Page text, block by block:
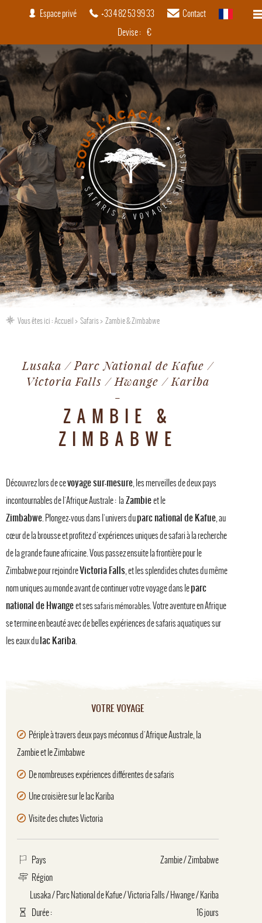
Espace privé +33 4 82 53 99 33 Contact
français
Devise : €
Vous êtes ici :Accueil Safaris Zambie & Zimbabwe
Lusaka / Parc National de Kafue /
Victoria Falls / Hwange / Kariba
ZAMBIE &
ZIMBABWE
Découvrez lors de cevoyage sur-mesure, les merveilles de deux pays
incontournables de l'Afrique Australe : laZambieet le
Zimbabwe. Plongez-vous dans l'univers duparc national de Kafue, au
cœur de la brousse et profitez d'expériences uniques de safari à la recherche
de la grande faune africaine. Vous passez ensuite la frontière pour le
Zimbabwe pour rejoindreVictoria Falls, et les splendides chutes du même
nom uniques au monde avant de continuer votre voyage dans leparc
national de Hwangeet sessafaris mémorables.Votre aventure en Afrique
se termine en beauté avec de belles expériences de safaris aquatiques sur
les eaux dulac Kariba.
VOTRE VOYAGE
Périple à travers deux pays méconnus d'Afrique Australe, la
Zambie et le Zimbabwe
De nombreuses expériences différentes de safaris
Une croisière sur le lac Kariba
Visite des chutes Victoria
Pays Zambie/Zimbabwe
Région
Lusaka/Parc National de Kafue/Victoria Falls/Hwange/Kariba
Durée :
16 jours